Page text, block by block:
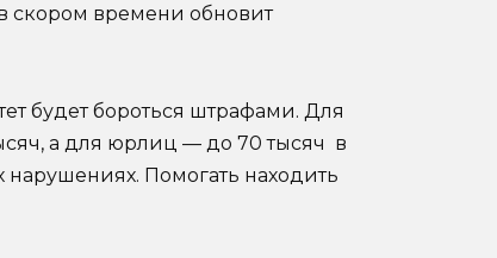
скором времени обновит
будет бороться штрафами. Для
а для юрлиц — до 70 тысяч в
Помогать находить